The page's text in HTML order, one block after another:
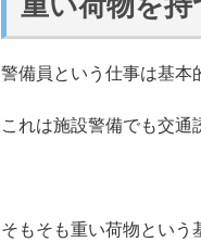
警備員という仕事は基本
これは施設警備でも交通
そもそも重い荷物という